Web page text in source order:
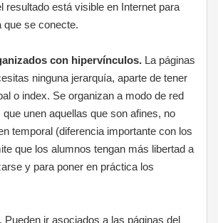
resultado está visible en Internet para
que se conecte.
con hipervínculos. La páginas
ninguna jerarquía, aparte de tener
o index. Se organizan a modo de red
unen aquellas que son afines, no
temporal (diferencia importante con los
que los alumnos tengan más libertad a
y para poner en práctica los
. Pueden ir asociados a las páginas del